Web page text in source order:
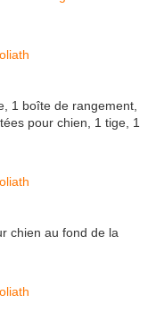
1 boîte de rangement,
pour chien, 1 tige, 1
chien au fond de la